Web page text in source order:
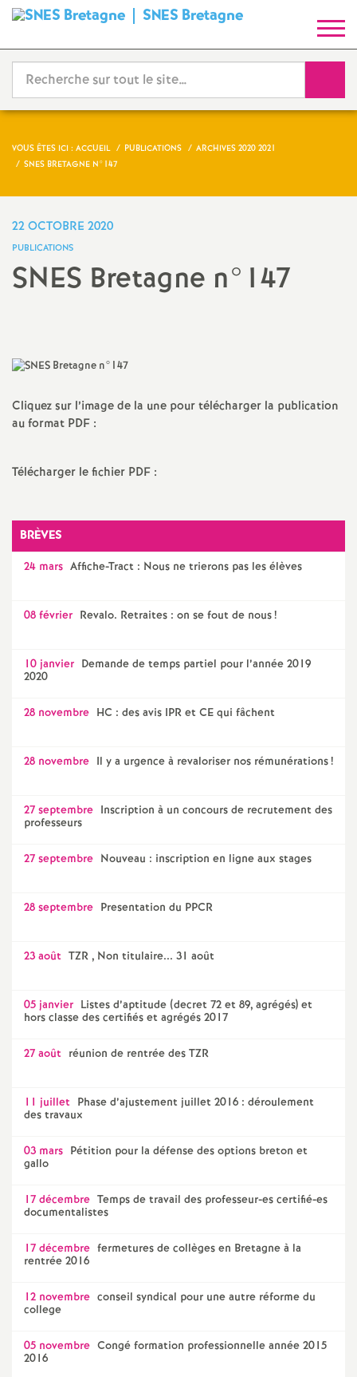
SNES BretagneS
y
n
d
i
a
a
o
n
d
e
s
E
g
e
e
n
t
s
d
VOUS ÊTES ICI : ACCUEIL PUBLICATIONS
ARCHIVES 2020 2021
SNES BRETAGNE N°147
22 OCTOBRE 2020
PUBLICATIONS
SNES Bretagne n°147
Cliquez sur l’image de la une pour télécharger la publication
au format PDF :
Télécharger le fichier PDF :
BRÈVES
24 mars Affiche-Tract : Nous ne trierons pas les élèves
08 février Revalo. Retraites : on se fout de nous!
10 janvier Demande de temps partiel pour l’année 2019
2020
28 novembre HC : des avis IPR et CE qui fâchent
28 novembre Il y a urgence à revaloriser nos rémunérations!
27 septembre Inscription à un concours de recrutement des
professeurs
27 septembre Nouveau : inscription en ligne aux stages
28 septembre Presentation du PPCR
23 août TZR , Non titulaire... 31 août
05 janvier Listes d’aptitude (decret 72 et 89, agrégés) et
hors classe des certifiés et agrégés 2017
27 août réunion de rentrée des TZR
11 juillet Phase d’ajustement juillet 2016 : déroulement
des travaux
03 mars Pétition pour la défense des options breton et
gallo
17 décembre Temps de travail des professeur-es certifié-es
documentalistes
17 décembre fermetures de collèges en Bretagne à la
rentrée 2016
12 novembre conseil syndical pour une autre réforme du
college
05 novembre Congé formation professionnelle année 2015
2016